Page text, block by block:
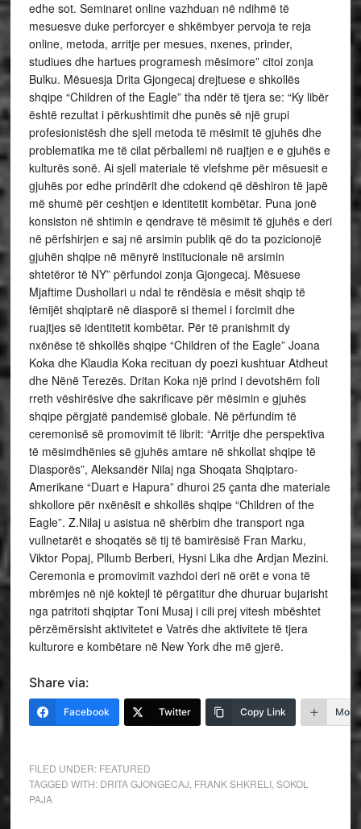
edhe sot. Seminaret online vazhduan në ndihmë të
mesuesve duke perforcyer e shkëmbyer pervoja te reja
online, metoda, arritje per mesues, nxenes, prinder,
studiues dhe hartues programesh mësimore” citoi zonja
Bulku. Mësuesja Drita Gjongecaj drejtuese e shkollës
shqipe “Children of the Eagle” tha ndër të tjera se: “Ky libër
është rezultat i përkushtimit dhe punës së një grupi
profesionistësh dhe sjell metoda të mësimit të gjuhës dhe
problematika me të cilat përballemi në ruajtjen e e gjuhës e
kulturës sonë. Ai sjell materiale të vlefshme për mësuesit e
gjuhës por edhe prindërit dhe cdokend që dëshiron të japë
më shumë për ceshtjen e identitetit kombëtar. Puna jonë
konsiston në shtimin e qendrave të mësimit të gjuhës e deri
në përfshirjen e saj në arsimin publik që do ta pozicionojë
gjuhën shqipe në mënyrë institucionale në arsimin
shtetëror të NY” përfundoi zonja Gjongecaj. Mësuese
Mjaftime Dushollari u ndal te rëndësia e mësit shqip të
fëmijët shqiptarë në diasporë si themel i forcimit dhe
ruajtjes së identitetit kombëtar. Për të pranishmit dy
nxënëse të shkollës shqipe “Children of the Eagle” Joana
Koka dhe Klaudia Koka recituan dy poezi kushtuar Atdheut
dhe Nënë Terezës. Dritan Koka një prind i devotshëm foli
rreth vëshirësive dhe sakrificave për mësimin e gjuhës
shqipe përgjatë pandemisë globale. Në përfundim të
ceremonisë së promovimit të librit: “Arritje dhe perspektiva
të mësimdhënies së gjuhës amtare në shkollat shqipe të
Diasporës”, Aleksandër Nilaj nga Shoqata Shqiptaro-
Amerikane “Duart e Hapura” dhuroi 25 çanta dhe materiale
shkollore për nxënësit e shkollës shqipe “Children of the
Eagle”. Z.Nilaj u asistua në shërbim dhe transport nga
vullnetarët e shoqatës së tij të bamirësisë Fran Marku,
Viktor Popaj, Pllumb Berberi, Hysni Lika dhe Ardjan Mezini.
Ceremonia e promovimit vazhdoi deri në orët e vona të
mbrëmjes në një koktejl të përgatitur dhe dhuruar bujarisht
nga patritoti shqiptar Toni Musaj i cili prej vitesh mbështet
përzëmërsisht aktivitetet e Vatrës dhe aktivitete të tjera
kulturore e kombëtare në New York dhe më gjerë.
Share via:
Facebook Twitter Copy Link More
FILED UNDER: FEATURED
TAGGED WITH: DRITA GJONGECAJ FRANK SHKRELI, SOKOL
PAJA